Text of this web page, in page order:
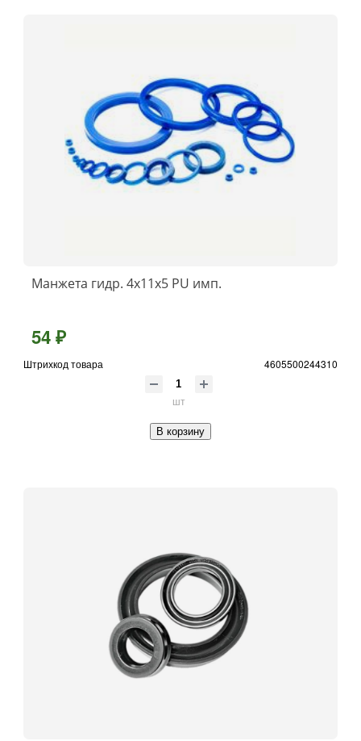
Манжета гидр. 4х11х5 PU имп.
54 ₽
Штрихкод товара 4605500244310
шт
В корзину